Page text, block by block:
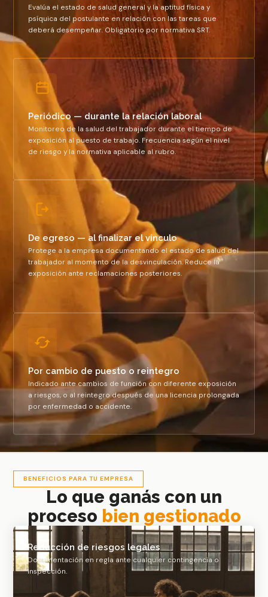
Evalúa el estado de salud general y la aptitud física y
psíquica del postulante en relación con las tareas que
deberá desempeñar. Obligatorio por normativa SRT.
Periódico — durante la relación laboral
Monitoreo de la salud del trabajador durante el tiempo de
exposición al puesto de trabajo. Frecuencia según el nivel
de riesgo y la normativa aplicable al rubro.
De egreso — al finalizar el vínculo
Protege a la empresa documentando el estado de salud del
trabajador al momento de la desvinculación. Reduce la
exposición ante reclamaciones posteriores.
Por cambio de puesto o reintegro
Indicado ante cambios de función con diferente exposición
a riesgos, o al reintegro después de una licencia prolongada
por enfermedad o accidente.
BENEFICIOS PARA TU EMPRESA
Lo que ganás con un
proceso bien gestionado
Reducción de riesgos legales
Documentación en regla ante cualquier contingencia o
inspección.